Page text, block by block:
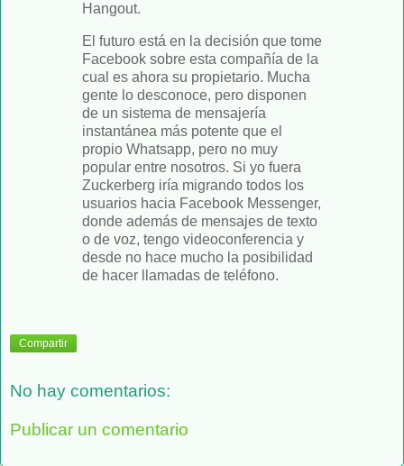
Hangout.
El futuro está en la decisión que tome
Facebook sobre esta compañía de la
cual es ahora su propietario. Mucha
gente lo desconoce, pero disponen
de un sistema de mensajería
instantánea más potente que el
propio Whatsapp, pero no muy
popular entre nosotros. Si yo fuera
Zuckerberg iría migrando todos los
usuarios hacia Facebook Messenger,
donde además de mensajes de texto
o de voz, tengo videoconferencia y
desde no hace mucho la posibilidad
de hacer llamadas de teléfono.
Compartir
No hay comentarios:
Publicar un comentario